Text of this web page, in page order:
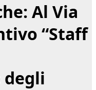
Al Via
“Staff
degli